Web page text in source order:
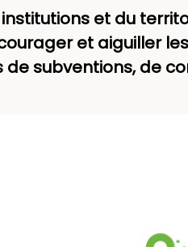
et du
et aiguiller
subventions, de